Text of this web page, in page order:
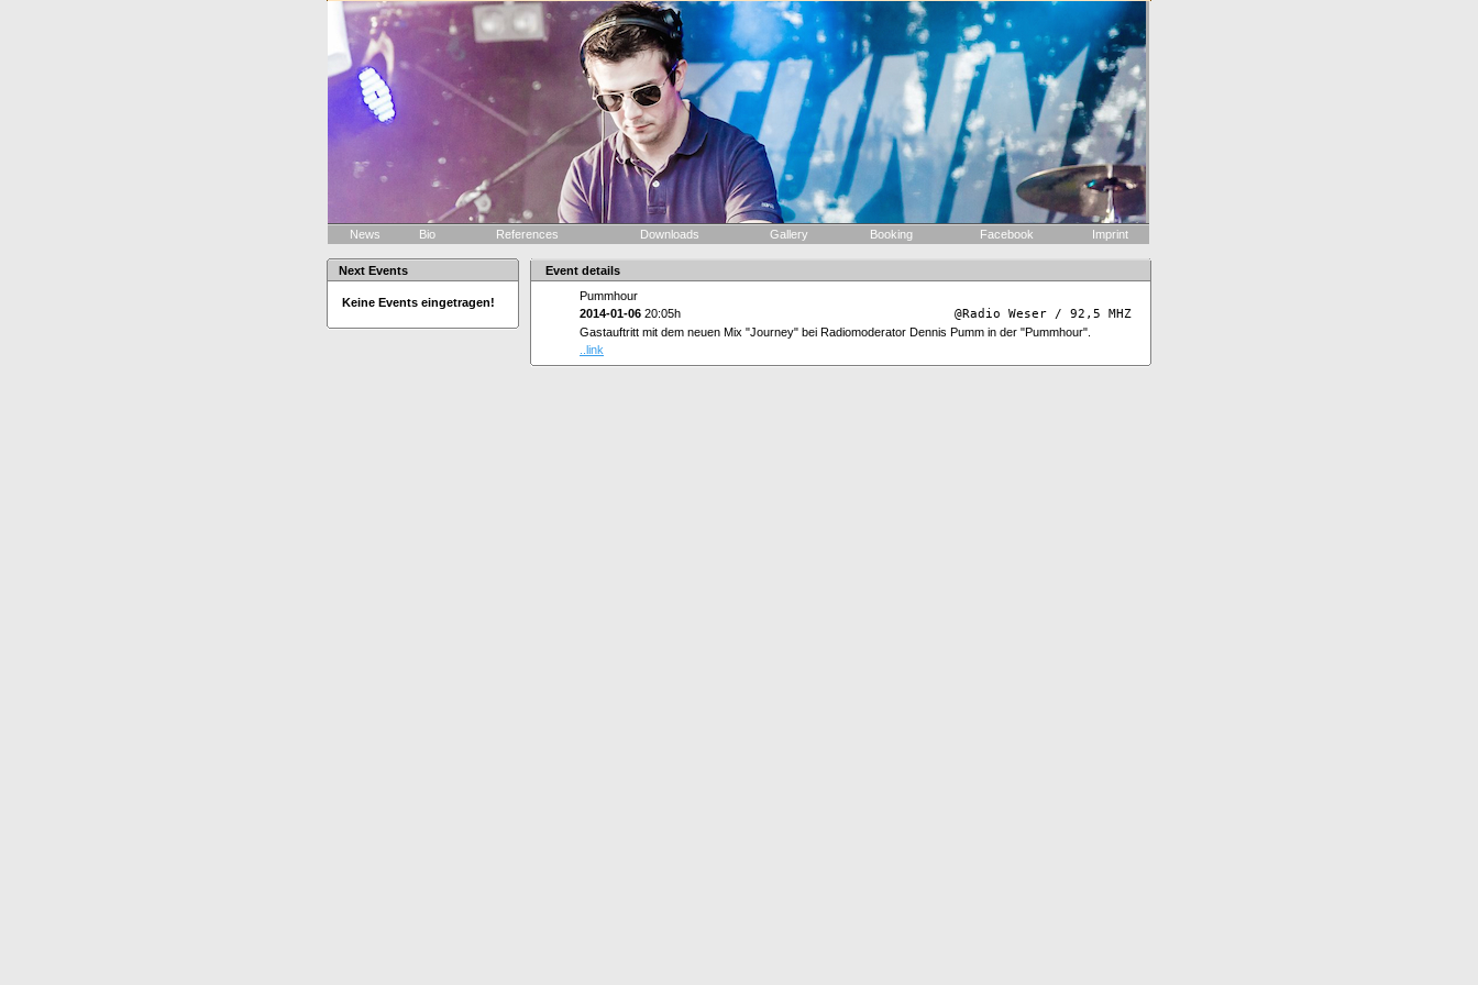
News Bio References Downloads Gallery Booking Facebook Imprint
Next Events
Keine Events eingetragen!
Event details
Pummhour
2014-01-06 20:05h @Radio Weser / 92,5 MHZ
Gastauftritt mit dem neuen Mix "Journey" bei Radiomoderator Dennis Pumm in der "Pummhour".
..link